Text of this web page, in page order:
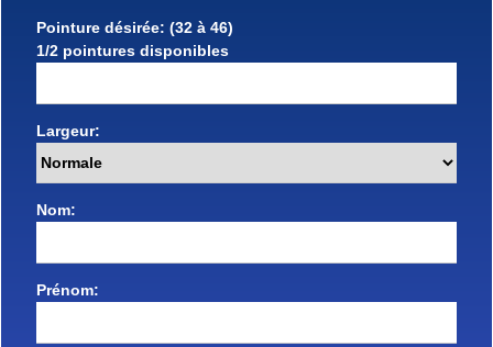
Pointure désirée: (32 à 46)
1/2 pointures disponibles
Largeur:
Nom:
Prénom: